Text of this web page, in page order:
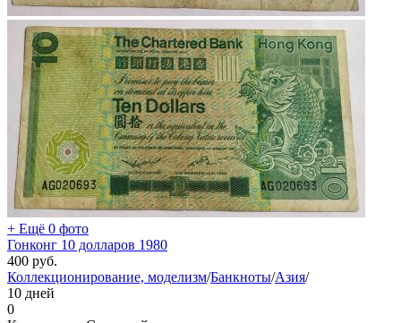
+ Ещё 0 фото
Гонконг 10 долларов 1980
400 руб.
Коллекционирование, моделизм/Банкноты/Азия/
10 дней
0